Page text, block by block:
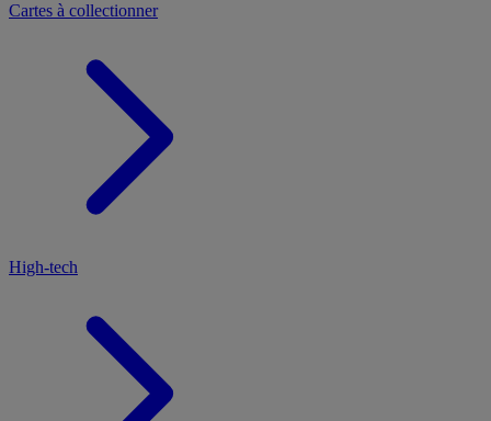
Cartes à collectionner
High-tech